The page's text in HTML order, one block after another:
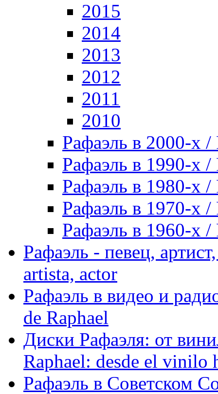
2015
2014
2013
2012
2011
2010
Рафаэль в 2000-х /
Рафаэль в 1990-х /
Рафаэль в 1980-х /
Рафаэль в 1970-х /
Рафаэль в 1960-х /
Рафаэль - певец,
artista, actor
Рафаэль в видео и
de Raphael
Диски Рафаэля: от
Raphael: desde el vinilo
Рафаэль в Советском